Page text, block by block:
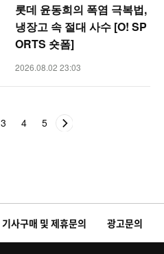
롯데 윤동희의 폭염 극복법,
냉장고 속 절대 사수 [O! SP
ORTS 숏폼]
2026.08.02 23:03
3 4 5
기사구매 및 제휴문의 광고문의